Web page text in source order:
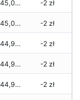
45,085 zł -2 zł
45,085 zł -2 zł
44,965 zł -2 zł
44,965 zł -2 zł
44,945 zł -2 zł